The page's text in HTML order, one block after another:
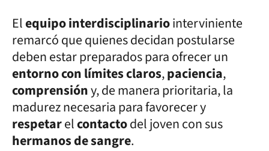
Elequipo interdisciplinariointerviniente
remarcó que quienes decidan postularse
deben estar preparados para ofrecer un
entorno con límites claros,paciencia,
comprensióny, de manera prioritaria, la
madurez necesaria para favorecer y
respetarelcontactodel joven con sus
hermanos de sangre.